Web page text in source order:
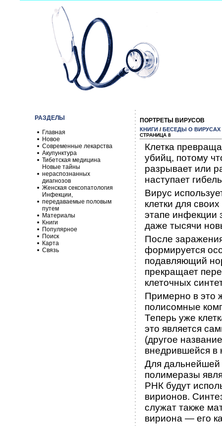
РАЗДЕЛЫ
Главная
Новое
Современные лекарства
Акупунктура
Тибетская медицина
Новые тайны
нераспознанных
диагнозов
Женская сексопатология
Инфекции,
передаваемые половым
путем
Материалы
Книги
Популярное
Поиск
Карта
Связь
ПОРТРЕТЫ ВИРУСОВ
КНИГИ / БЕСЕДЫ О ВИРУСАХ
СТРАНИЦА 8
Клетка
убийц, потому
разрывает или
наступает
Вирус
клетки для
этапе инфекции
даже ты­сячи
После
формируется
подавляющий
прекращает
клеточных
Примерно в это
полисомные
Теперь уже
это является
(другое
внедрившейся в
Для дальнейшей
полимеразы
РНК будут
вирионов.
служат также
вирио­на — его